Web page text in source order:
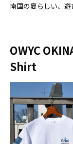
南国の夏らしい、
OWYC
Shirt